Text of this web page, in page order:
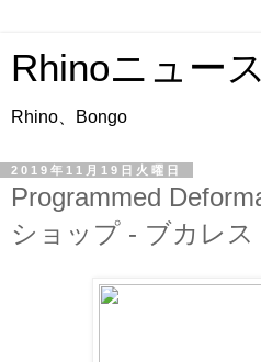
Rhinoニュー
Rhino、Bongo
2019年11月19日火曜日
Programmed
ショップ - ブカレス